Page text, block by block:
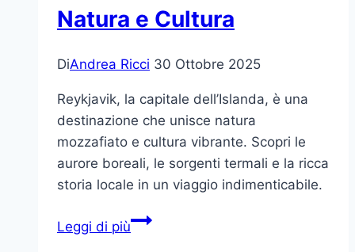
Natura e Cultura
DiAndrea Ricci 30 Ottobre 2025
Reykjavik, la capitale dell’Islanda, è una
destinazione che unisce natura
mozzafiato e cultura vibrante. Scopri le
aurore boreali, le sorgenti termali e la ricca
storia locale in un viaggio indimenticabile.
Leggi di piùReykjavik: